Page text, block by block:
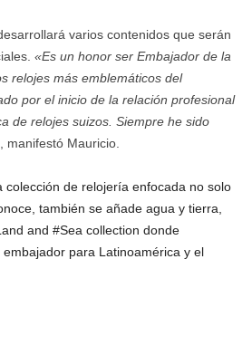
varios contenidos que serán
«Es un honor ser Embajador de la
relojes más emblemáticos del
por el inicio de la relación profesional
de relojes suizos. Siempre he sido
, manifestó Mauricio.
colección de relojería enfocada no solo
también se añade agua y tierra,
and #Sea collection donde
para Latinoamérica y el